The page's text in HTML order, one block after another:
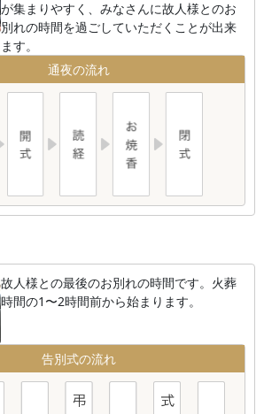
が集まりやすく、みなさんに故人様とのお
別れの時間を過ごしていただくことが出来
ます。
通夜の流れ
故人様との最後のお別れの時間です。火葬
時間の1〜2時間前から始まります。
告別式の流れ